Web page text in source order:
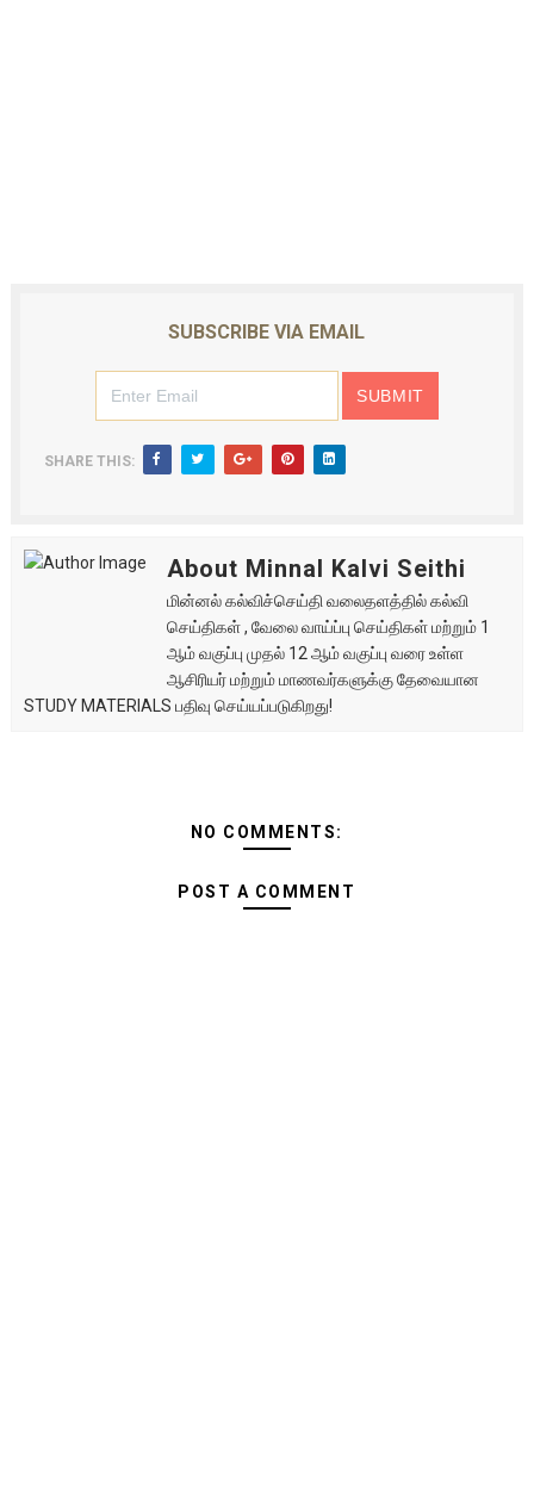
SUBSCRIBE VIA EMAIL
SHARE THIS:
About Minnal Kalvi Seithi
மின்னல் கல்விச்செய்தி வலைதளத்தில் கல்வி
செய்திகள் , வேலை வாய்ப்பு செய்திகள் மற்றும் 1
ஆம் வகுப்பு முதல் 12 ஆம் வகுப்பு வரை உள்ள
ஆசிரியர் மற்றும் மாணவர்களுக்கு தேவையான
STUDY MATERIALS பதிவு செய்யப்படுகிறது!
NO COMMENTS:
POST A COMMENT